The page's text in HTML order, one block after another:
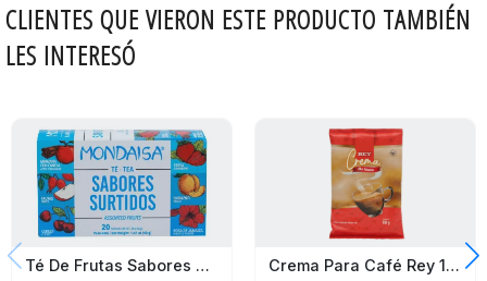
CLIENTES QUE VIERON ESTE PRODUCTO TAMBIÉN
LES INTERESÓ
Té De Frutas Sabores Surtidos Mondaisa En Caja 20 Sobres Crema Para Café Rey 180G